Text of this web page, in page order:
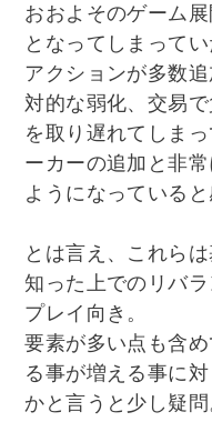
おおよそのゲーム
となってしまって
アクションが多数
対的な弱化、交易
を取り遅れてしま
ーカーの追加と非
ようになっていると
とは言え、これら
知った上でのリバ
プレイ向き。
要素が多い点も含
る事が増える事に
かと言うと少し疑問